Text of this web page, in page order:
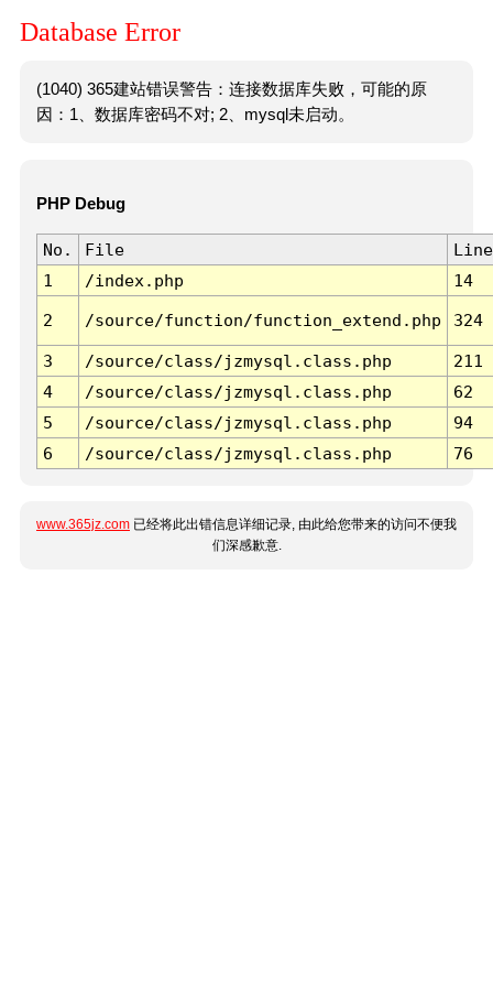
Database Error
(1040) 365建站错误警告：连接数据库失败，可能的原
因：1、数据库密码不对; 2、mysql未启动。
PHP Debug
No. File
Line
1
/index.php 14
2 /source/function/function_extend.php 324
3 /source/class/jzmysql.class.php
211
4
/source/class/jzmysql.class.php
62
5
/source/class/jzmysql.class.php
94
6
/source/class/jzmysql.class.php 76
www.365jz.com 已经将此出错信息详细记录, 由此给您带来的访问不便我
们深感歉意.